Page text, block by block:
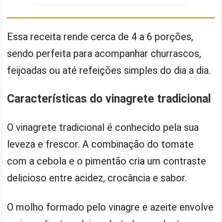
Essa receita rende cerca de 4 a 6 porções,
sendo perfeita para acompanhar churrascos,
feijoadas ou até refeições simples do dia a dia.
Características do vinagrete tradicional
O vinagrete tradicional é conhecido pela sua
leveza e frescor. A combinação do tomate
com a cebola e o pimentão cria um contraste
delicioso entre acidez, crocância e sabor.
O molho formado pelo vinagre e azeite envolve